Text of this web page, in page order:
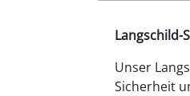
Langschild-
Unser
Sicherheit